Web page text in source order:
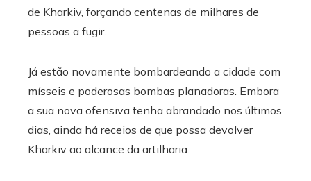
de Kharkiv, forçando centenas de milhares de
pessoas a fugir.
Já estão novamente bombardeando a cidade com
mísseis e poderosas bombas planadoras. Embora
a sua nova ofensiva tenha abrandado nos últimos
dias, ainda há receios de que possa devolver
Kharkiv ao alcance da artilharia.